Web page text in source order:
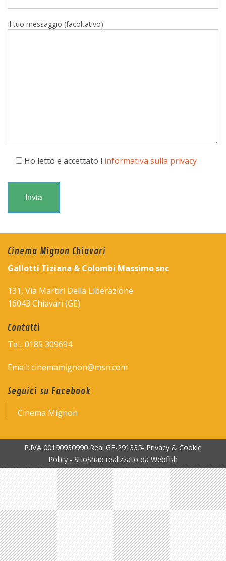
Il tuo messaggio (facoltativo)
Ho letto e accettato l'informativa sulla privacy
Cinema Mignon Chiavari
Gallotti Tiziana & Colombi Massimo snc
131, Via Martiri Della Liberazione
16043 Chiavari (GE)
Contatti
Tel.: 0185 309694
Email: cinemamignon@msn.com
Seguici su Facebook
Cinema Mignon
P.IVA 00190930990 Rea: GE-291335- Privacy & Cookie
Policy - SitoSnap realizzato da Webfish